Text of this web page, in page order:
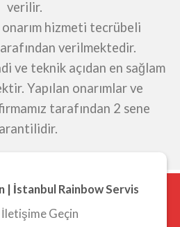
verilir.
hizmeti tecrübeli
verilmektedir.
ve teknik açıdan en sağlam
Yapılan onarımlar ve
tarafından 2 sene
| İstanbul Rainbow Servis
Geçin